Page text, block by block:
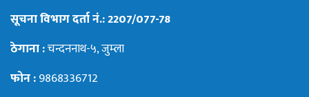
सूचना विभाग दर्ता नं.: 2207/077-78
ठेगाना :चन्दननाथ-५, जुम्ला
फोन :9868336712